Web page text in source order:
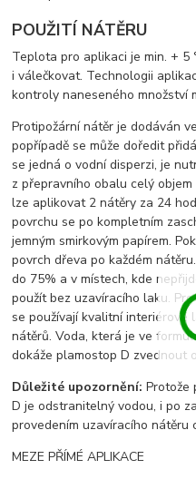
POUŽITÍ NÁTĚRU
Teplota pro aplikaci je min. +
i válečkovat. Technologii
kontroly naneseného množství
Protipožární nátěr je dodáván
popřípadě se může doředit
se jedná o vodní disperzi, je
z přepravního obalu celý
lze aplikovat 2 nátěry za 24
povrchu se po kompletním
jemným smirkovým papírem.
povrch dřeva po každém
do 75% a v místech, kde
použít bez uzavíracího laku.
se používají kvalitní interiérové
nátěrů. Voda, která je ve
dokáže plamostop D zvednout
Důležité upozornění: Protože
D je odstranitelný vodou, i po
provedením uzavíracího nátěru
MEZE PŘÍMÉ APLIKACE